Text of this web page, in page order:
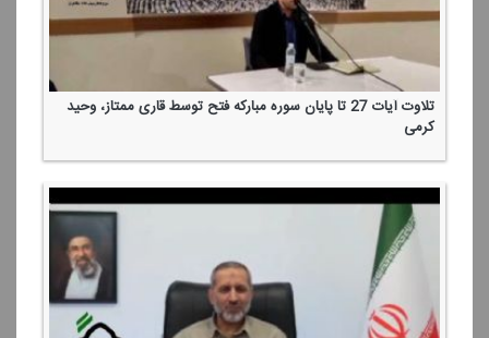
تلاوت آیات 27 تا پایان سوره مباركه فتح توسط قاری ممتاز، وحید
كرمی